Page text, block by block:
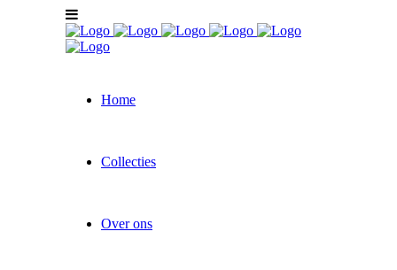
Home
Collecties
Over ons